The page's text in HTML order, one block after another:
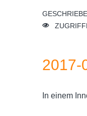
2017-
In einem